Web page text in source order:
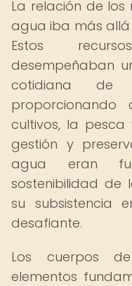
La relación de
agua iba más allá
Estos
desempeñaban
cotidiana de
cultivos, la pesca
gestión y
agua eran
sostenibilidad de
su subsistencia
desafiante.
Los cuerpos
elementos